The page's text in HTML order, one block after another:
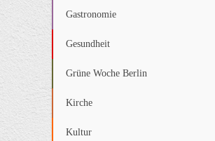
Gastronomie
Gesundheit
Grüne Woche Berlin
Kirche
Kultur